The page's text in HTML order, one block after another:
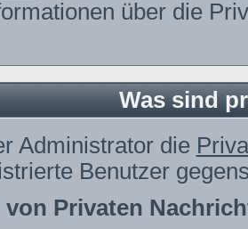
über die
Was sind
Administrator die
Benutzer
von Privaten